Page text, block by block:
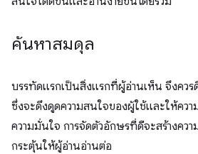
ค้นหาสมดุล
บรรทัดแรกเป็นสิ่งแรกที่ผู้อ่านเห็น จึงควร
ซึ่งจะดึงดูดความสนใจของผู้ใช้และให้คว
ความมั่นใจ การจัดตัวอักษรที่ดีจะสร้างคว
กระตุ้นให้ผู้อ่านอ่านต่อ